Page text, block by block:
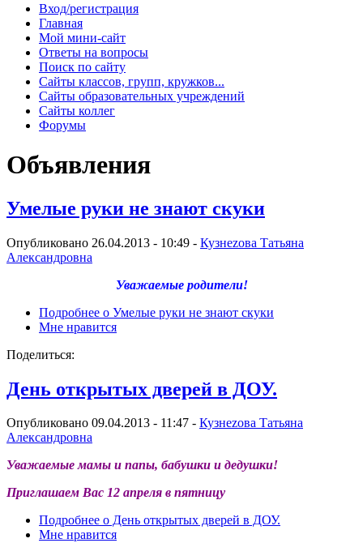
Вход/регистрация
Главная
Мой мини-сайт
Ответы на вопросы
Поиск по сайту
Сайты классов, групп, кружков...
Сайты образовательных учреждений
Сайты коллег
Форумы
Объявления
Умелые руки не знают скуки
Опубликовано 26.04.2013 - 10:49 - Кузнеzова Татьяна
Александровна
Уважаемые родители!
Подробнее о Умелые руки не знают скуки
Мне нравится
Поделиться:
День открытых дверей в ДОУ.
Опубликовано 09.04.2013 - 11:47 - Кузнеzова Татьяна
Александровна
Уважаемые мамы и папы, бабушки и дедушки!
Приглашаем Вас 12 апреля в пятницу
Подробнее о День открытых дверей в ДОУ.
Мне нравится